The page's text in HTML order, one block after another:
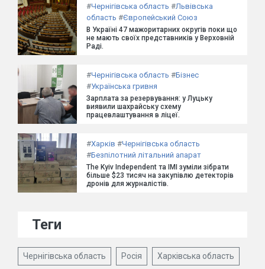
#Чернігівська область #Львівська
область #Європейський Союз
В Україні 47 мажоритарних округів поки що
не мають своїх представників у Верховній
Раді.
#Чернігівська область #Бізнес
#Українська гривня
Зарплата за резервування: у Луцьку
виявили шахрайську схему
працевлаштування в ліцеї.
#Харків #Чернігівська область
#Безпілотний літальний апарат
The Kyiv Independent та ІМІ зуміли зібрати
більше $23 тисяч на закупівлю детекторів
дронів для журналістів.
Теги
Чернігівська область Росія Харківська область